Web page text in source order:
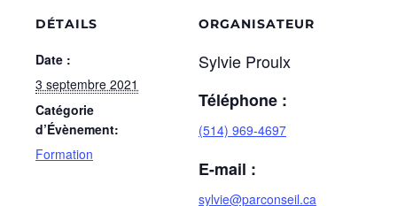
DÉTAILS
Date :
3 septembre 2021
Catégorie
d’Évènement:
Formation
ORGANISATEUR
Sylvie Proulx
Téléphone :
(514) 969-4697
E-mail :
sylvie@parconseil.ca